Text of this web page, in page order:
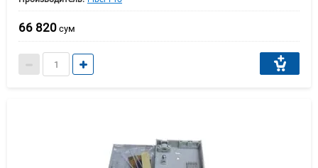
66 820 сум